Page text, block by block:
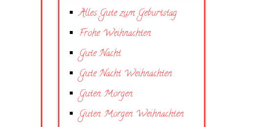
Alles Gute zum Geburtstag
Frohe Weihnachten
Gute Nacht
Gute Nacht Weihnachten
Guten Morgen
Guten Morgen Weihnachten